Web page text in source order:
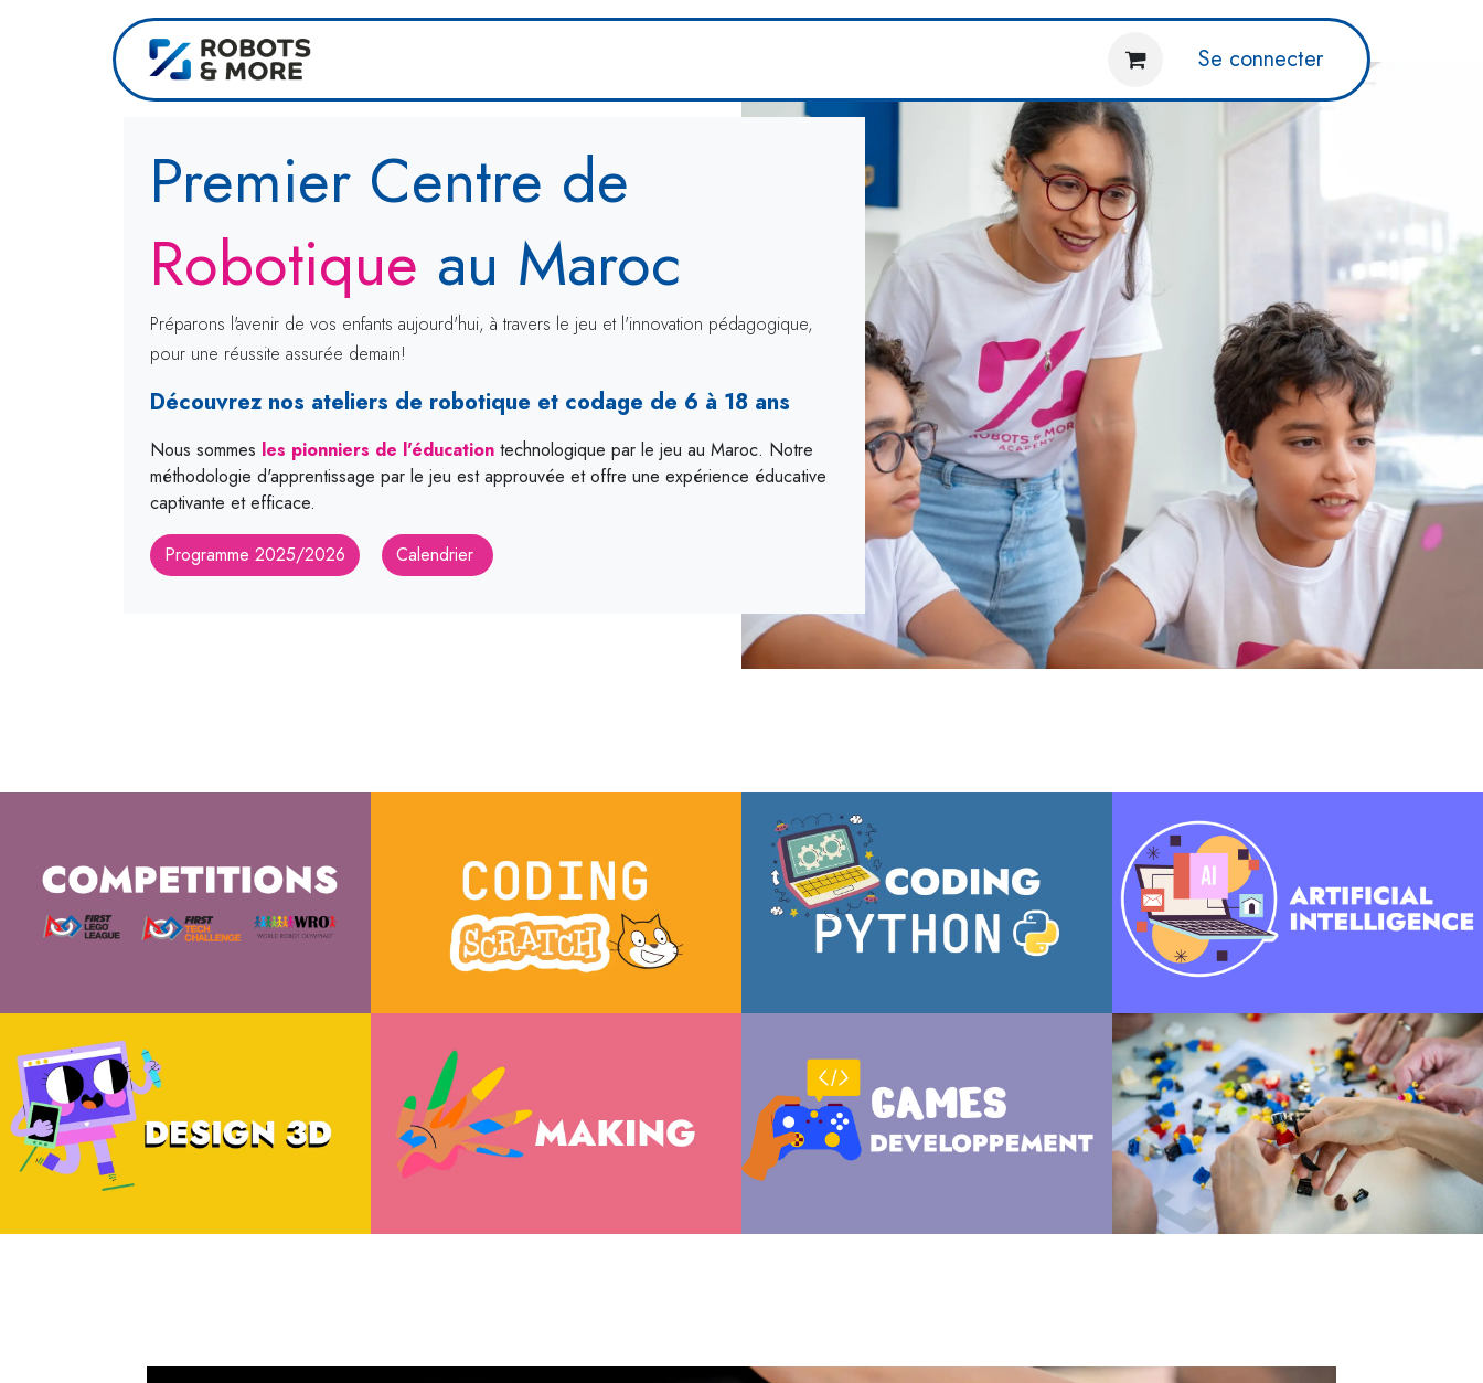
Se rendre au contenu
Les parentsSe connecter
Premier Centre de
Robotique au Maroc
Préparons l'avenir de vos enfants aujourd'hui, à travers le jeu et l'innovation pédagogique,
pour une réussite assurée demain!
Découvrez nos ateliers de robotique et codage de 6 à 18 ans
Nous sommes les pionniers de l'éducation technologique par le jeu au Maroc. Notre
méthodologie d'apprentissage par le jeu est approuvée et offre une expérience éducative
captivante et efficace.
Programme 2025/2026 Calendrier